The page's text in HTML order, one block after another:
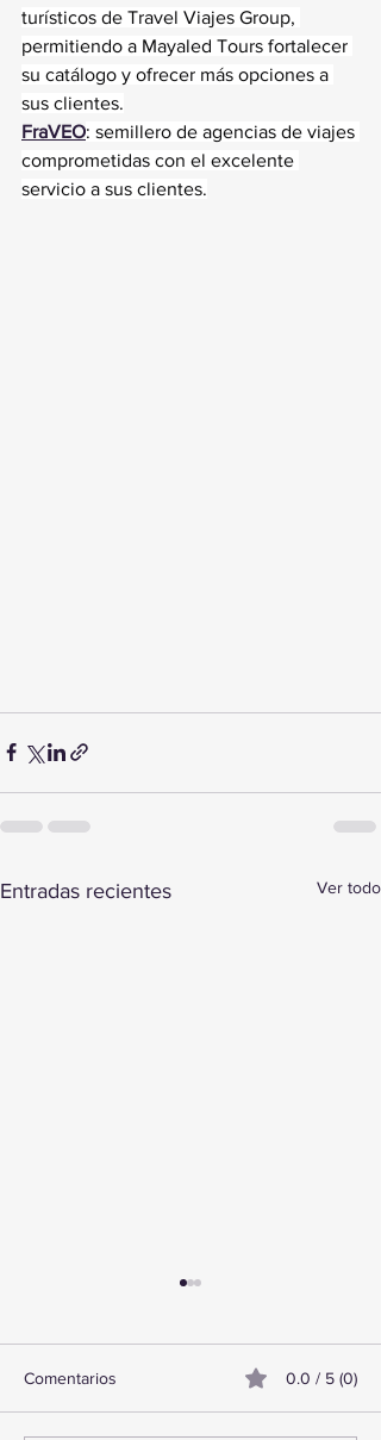
turísticos de Travel Viajes Group,
permitiendo a Mayaled Tours fortalecer
su catálogo y ofrecer más opciones a
sus clientes.
FraVEO: semillero de agencias de viajes
comprometidas con el excelente
servicio a sus clientes.
Entradas recientes Ver todo
Comentarios 0.0 / 5 (0)